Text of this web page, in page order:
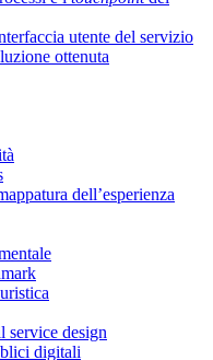
utente del servizio
ottenuta
dell’esperienza
service design
digitali